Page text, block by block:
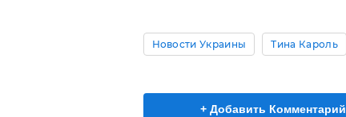
Новости Украины Тина Кароль
+ Добавить Комментарий